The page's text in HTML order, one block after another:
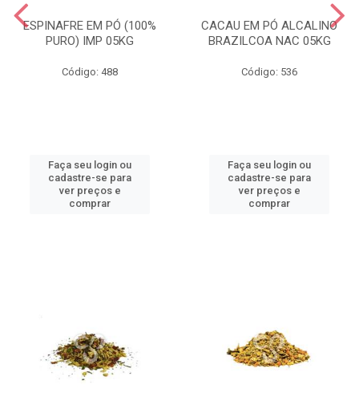
ESPINAFRE EM PÓ (100%
PURO) IMP 05KG
Código: 488
Faça seu login ou
cadastre-se para
ver preços e
comprar
CACAU EM PÓ ALCALINO
BRAZILCOA NAC 05KG
Código: 536
Faça seu login ou
cadastre-se para
ver preços e
comprar